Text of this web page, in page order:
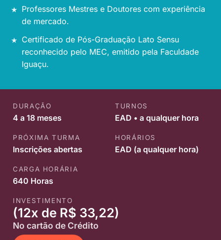
Professores Mestres e Doutores com experiência
de mercado.
Certificado de Pós-Graduação Lato Sensu
reconhecido pelo MEC, emitido pela Faculdade
Iguaçu.
DURAÇÃO
4 a 18 meses
TURNOS
EAD • a qualquer hora
PRÓXIMA TURMA
Inscrições abertas
HORÁRIOS
EAD (a qualquer hora)
CARGA HORÁRIA
640 Horas
INVESTIMENTO
(12x de R$ 33,22)
No cartão de Crédito